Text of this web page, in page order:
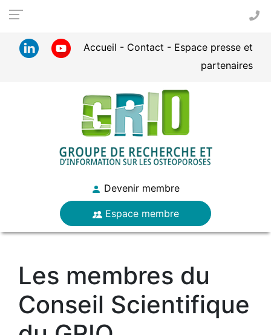
Panneau de gestion des cookies
Accueil Contact
Espace presse et
partenaires
Devenir membre
Espace membre
Les membres du
Conseil Scientifique